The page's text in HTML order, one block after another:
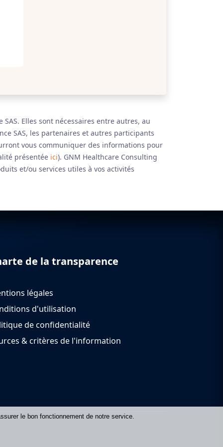
Elles sont nécessaires entre autres, au
SAS, les partenaires et autres participants
vous communiquer des informations pour
présentée ici). GNM Healthcare Consulting
et/ou services utiles à vos activités
de la transparence
légales
d'utilisation
de confidentialité
& critères de l'information
le bon fonctionnement de notre service.